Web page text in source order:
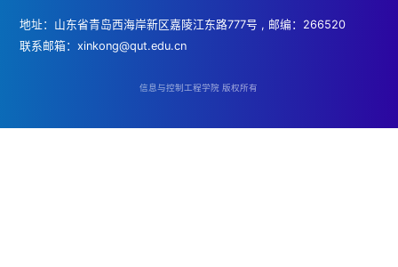
地址：山东省青岛西海岸新区嘉陵江东路777号 , 邮编：266520
联系邮箱：xinkong@qut.edu.cn
信息与控制工程学院 版权所有